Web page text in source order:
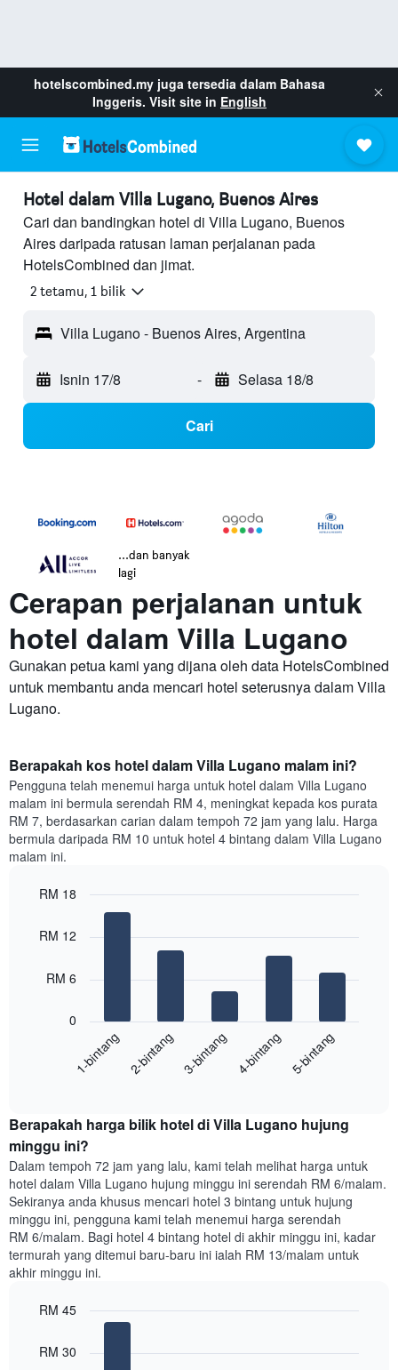
hotelscombined.my juga tersedia dalam Bahasa
Inggeris. Visit site in English
Hotel dalam Villa Lugano, Buenos Aires
Cari dan bandingkan hotel di Villa Lugano, Buenos
Aires daripada ratusan laman perjalanan pada
HotelsCombined dan jimat.
2 tetamu, 1 bilik
Villa Lugano - Buenos Aires, Argentina
Isnin 17/8 - Selasa 18/8
Cari
...dan banyak
lagi
Cerapan perjalanan untuk
hotel dalam Villa Lugano
Gunakan petua kami yang dijana oleh data HotelsCombined
untuk membantu anda mencari hotel seterusnya dalam Villa
Lugano.
Berapakah kos hotel dalam Villa Lugano malam ini?
Pengguna telah menemui harga untuk hotel dalam Villa Lugano
malam ini bermula serendah RM 4, meningkat kepada kos purata
RM 7, berdasarkan carian dalam tempoh 72 jam yang lalu. Harga
bermula daripada RM 10 untuk hotel 4 bintang dalam Villa Lugano
malam ini.
chart
with
bars.
berikut
memaparkan
malam
ini
yang
ditemui
dalam
3
hari
lalu
yang
diagregatkan
penarafan
Carta
mempunyai
1-bintang 2-bintang3-bintang 4-bintang 5-bintang
0
RM 6
RM 12
RM 18
Berapakah harga bilik hotel di Villa Lugano hujung
minggu ini?
Dalam tempoh 72 jam yang lalu, kami telah melihat harga untuk
hotel dalam Villa Lugano hujung minggu ini serendah RM 6/malam.
Sekiranya anda khusus mencari hotel 3 bintang untuk hujung
minggu ini, pengguna kami telah menemui harga serendah
RM 6/malam. Bagi hotel 4 bintang hotel di akhir minggu ini, kadar
termurah yang ditemui baru-baru ini ialah RM 13/malam untuk
akhir minggu ini.
chart
with
RM 30
RM 45